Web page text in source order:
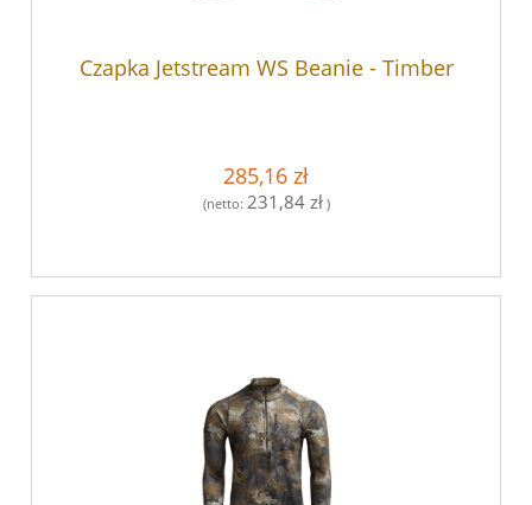
Czapka Jetstream WS Beanie - Timber
285,16 zł
(netto: 231,84 zł)